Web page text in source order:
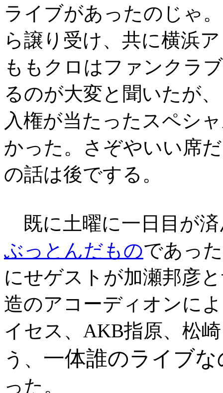
ライブがあったのじゃ
ら譲り受け、共に横浜
ももクロはファンクラ
るのが大変と聞いたが
入権が当たったスペシ
かった。さぞやいい席
の話は後でする。
既に土曜に一日目が
ぶっとんだものであっ
にせゲストが加瀬邦彦
造のアコーディオンに
イセス、AKB指原、松
う、 一体誰のライブ
った。